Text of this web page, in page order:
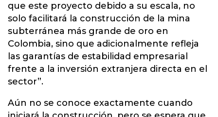
que este proyecto debido a su escala, no
solo facilitará la construcción de la mina
subterránea más grande de oro en
Colombia, sino que adicionalmente refleja
las garantías de estabilidad empresarial
frente a la inversión extranjera directa en el
sector”.
Aún no se conoce exactamente cuando